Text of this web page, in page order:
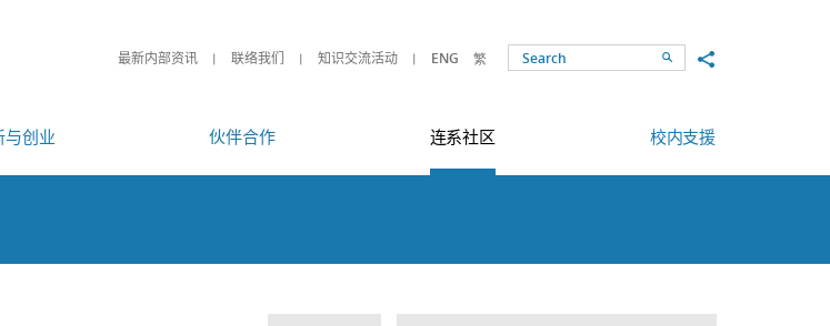
最新内部资讯 联络我们 知识交流活动 ENG 繁 SearchShare to
与创业 伙伴合作 连系社区 校内支援